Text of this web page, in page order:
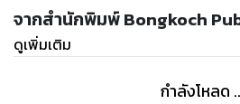
จากสำนักพิมพ์ Bongkoch
ดูเพิ่มเติม
กำลังโหลด